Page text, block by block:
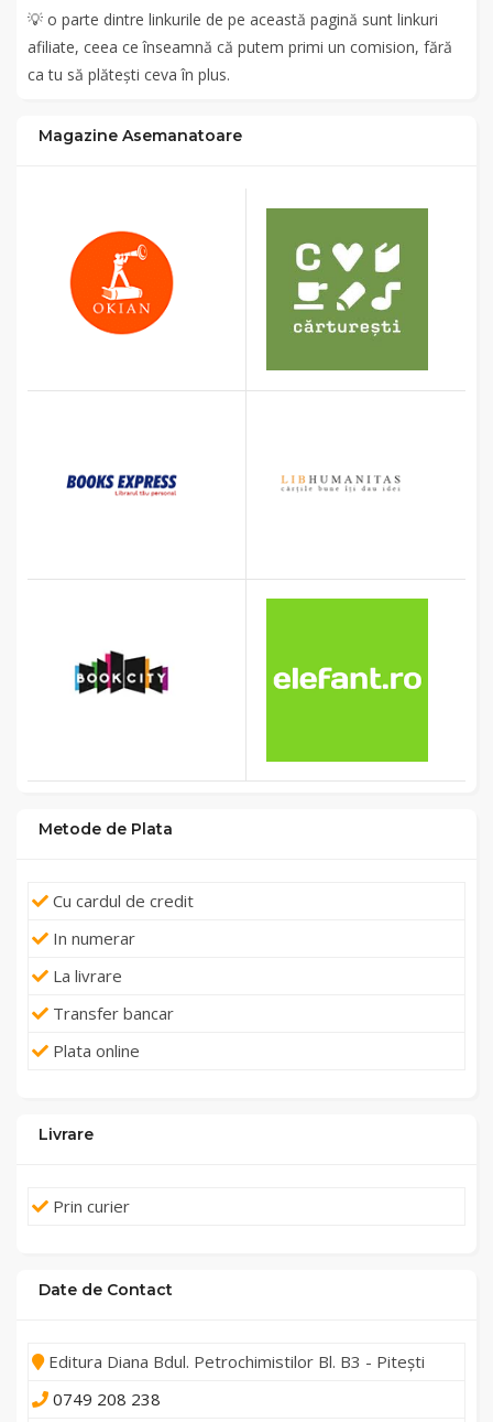
💡 o parte dintre linkurile de pe această pagină sunt linkuri
afiliate, ceea ce înseamnă că putem primi un comision, fără
ca tu să plătești ceva în plus.
Magazine Asemanatoare
Metode de Plata
Cu cardul de credit
In numerar
La livrare
Transfer bancar
Plata online
Livrare
Prin curier
Date de Contact
Editura Diana Bdul. Petrochimistilor Bl. B3 - Pitești
0749 208 238